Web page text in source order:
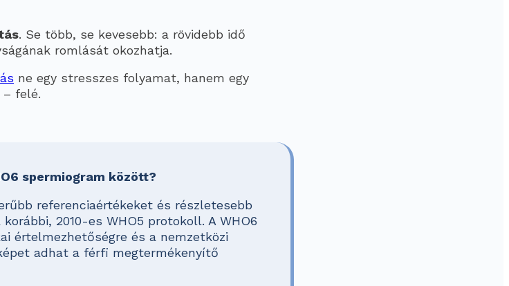
. Se több, se kevesebb: a rövidebb idő
romlását okozhatja.
ne egy stresszes folyamat, hanem egy
– felé.
spermiogram között?
referenciaértékeket és részletesebb
2010-es WHO5 protokoll. A WHO6
értelmezhetőségre és a nemzetközi
adhat a férfi megtermékenyítő